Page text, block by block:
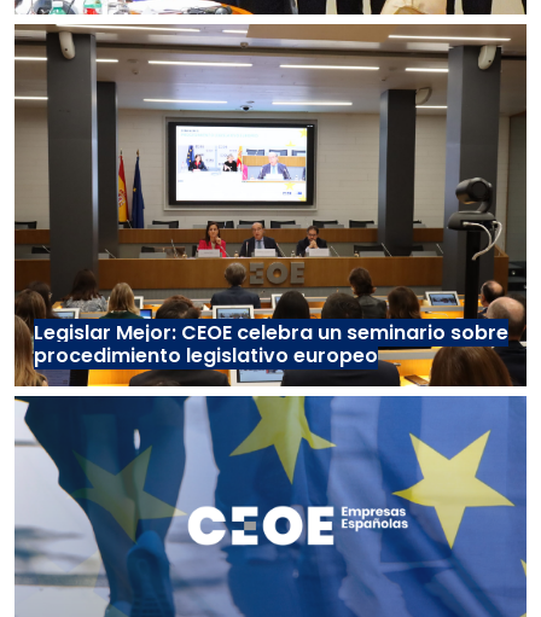
Legislar Mejor: CEOE celebra un seminario sobre
procedimiento legislativo europeo